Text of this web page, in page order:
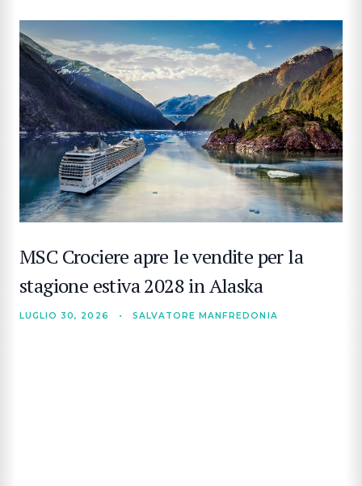
MSC Crociere apre le vendite per la
stagione estiva 2028 in Alaska
LUGLIO 30, 2026 • SALVATORE MANFREDONIA